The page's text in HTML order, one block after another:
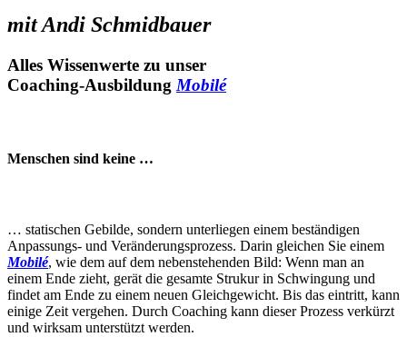
mit Andi Schmidbauer
Alles Wissenwerte zu unser
Coaching-Ausbildung Mobilé
Menschen sind keine …
… statischen Gebilde, sondern unterliegen einem beständigen
Anpassungs- und Veränderungsprozess. Darin gleichen Sie einem
Mobilé, wie dem auf dem nebenstehenden Bild: Wenn man an
einem Ende zieht, gerät die gesamte Strukur in Schwingung und
findet am Ende zu einem neuen Gleichgewicht. Bis das eintritt, kann
einige Zeit vergehen. Durch Coaching kann dieser Prozess verkürzt
und wirksam unterstützt werden.